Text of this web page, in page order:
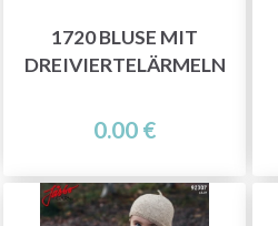
1720 BLUSE MIT
DREIVIERTELÄRMELN
0.00 €